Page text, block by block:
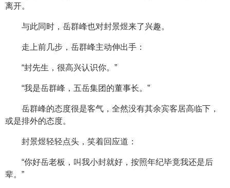
离开。
与此同时，岳群峰也对封景煜来了兴趣。
走上前几步，岳群峰主动伸出手：
“封先生，很高兴认识你。”
“我是岳群峰，五岳集团的董事长。”
岳群峰的态度很是客气，全然没有其余宾客居高临下，
或是排外的态度。
封景煜轻轻点头，笑着回应道：
“你好岳老板，叫我小封就好，按照年纪毕竟我还是后
辈。”